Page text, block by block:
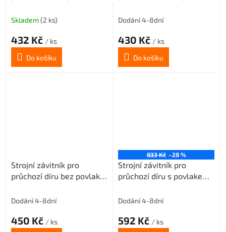
ISO2/6H
Skladem(2 ks)
432 Kč / ks
Do košíku
ISO2/6H
Dodání 4-8dní
430 Kč / ks
Do košíku
Strojní závitník pro
průchozí díru bez povlaku
ISO2/6H
Dodání 4-8dní
450 Kč / ks
833 Kč –28 %
Strojní závitník pro
průchozí díru s povlakem
ISO2/6H
Dodání 4-8dní
592 Kč / ks